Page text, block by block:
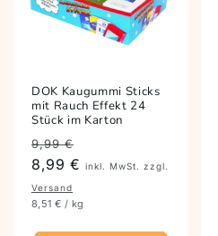
DOK Kaugummi Sticks
mit Rauch Effekt 24
Stück im Karton
Preis
9,99 €
8,99 € inkl. MwSt. zzgl.
Versand
8,51 € / kg